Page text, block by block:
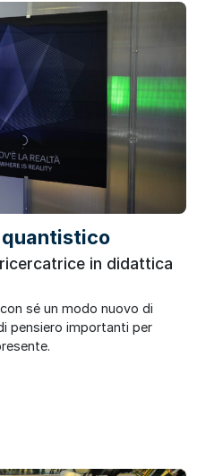
quantistico
in didattica
sé un modo nuovo di
pensiero importanti per